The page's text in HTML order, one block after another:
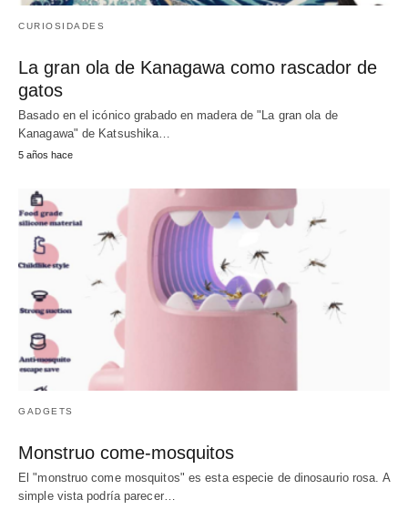
CURIOSIDADES
La gran ola de Kanagawa como rascador de
gatos
Basado en el icónico grabado en madera de "La gran ola de
Kanagawa" de Katsushika…
5 años hace
GADGETS
Monstruo come-mosquitos
El "monstruo come mosquitos" es esta especie de dinosaurio rosa. A
simple vista podría parecer…